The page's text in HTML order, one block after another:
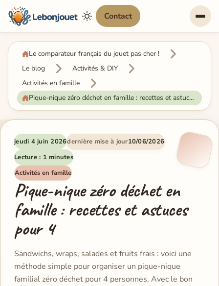
Contact
Le comparateur français du jouet pas cher !
Le blog
Activités & DIY
Activités en famille
Pique-nique zéro déchet en famille : recettes et astuces pour 4
jeudi 4 juin 2026dernière mise à jour10/06/2026
Lecture : 1 minutes
Activités en famille
Pique-nique zéro déchet en
famille : recettes et astuces
pour 4
Sandwichs, wraps, salades et fruits frais : voici une
méthode simple pour organiser un pique-nique
familial zéro déchet pour 4 personnes. Avec le bon